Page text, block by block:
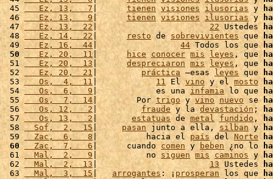
45
   Ez, 13,   7
| tienen visiones ilusorias y
46
   Ez, 13,   9
| tienen visiones ilusorias y
47
   Ez, 13,  22
| 22 Ustedes
48
   Ez, 14,  22
| resto de sobrevivientes que
49
   Ez, 16,  44
| 44 Todos los que
50
   Ez, 20,  11
| hice conocer mis leyes , que
51
   Ez, 20,  13
| despreciaron mis leyes, que
52
   Ez, 20,  21
| práctica –esas leyes que
53
   Os,  4,  11
| 11 El vino y el mosto
54
   Os,  6,   9
|            es una infamia lo que
55
   Os,  7,  14
|        Por trigo y vino nuevo se
56
   Os, 12,   2
| fraude y la devastación;
57
   Os, 13,   2
| estatuas de metal fundido ,
58
  Sof,  2,  15
| pasan junto a ella, silban y
59
  Zac,  6,   8
|          hacia el país del Norte
60
  Zac,  7,   6
|      cuando comen y beben ¿no lo
61
  Mal,  2,   9
|          no siguen mis caminos y
62
  Mal,  2,  13
| 13 Ustedes
63
  Mal,  3,  15
| arrogantes : ¡prosperan los que